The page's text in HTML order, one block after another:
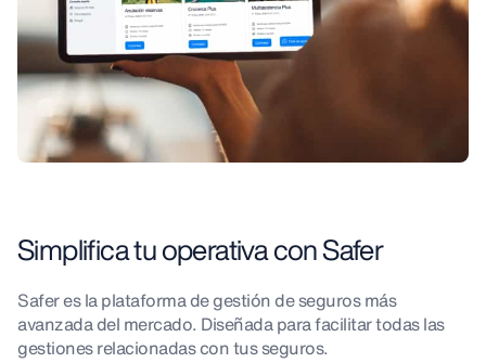
Simplifica tu operativa con Safer
Safer es la plataforma de gestión de seguros más
avanzada del mercado. Diseñada para facilitar todas las
gestiones relacionadas con tus seguros.